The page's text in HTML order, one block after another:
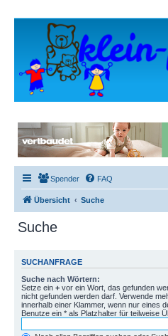
Spender FAQ
Übersicht Suche
Suche
SUCHANFRAGE
Suche nach Wörtern:
Setze ein + vor ein Wort, das gefunden
nicht gefunden werden darf. Verwende
innerhalb einer Klammer, wenn nur eines
Benutze ein * als Platzhalter für teilweise